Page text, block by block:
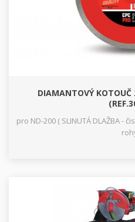
DIAMANTOVÝ KOTOUČ
pro ND-200 ( SLINUTÁ DLAŽBA -